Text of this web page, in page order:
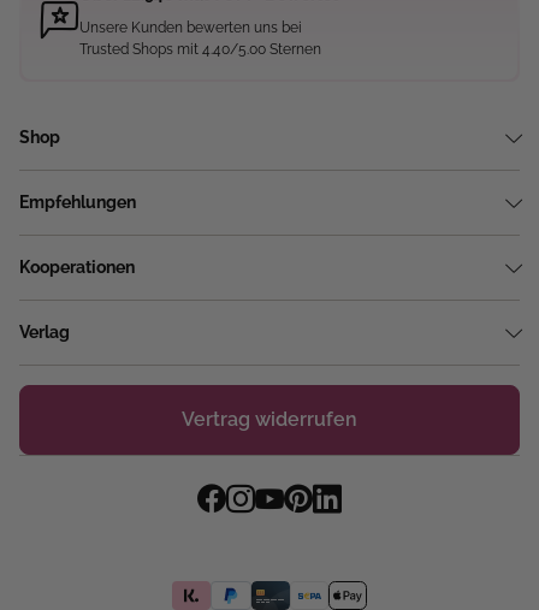
Unsere Kunden bewerten uns bei
Trusted Shops mit 4.40/5.00 Sternen
Shop
Empfehlungen
Kooperationen
Verlag
Vertrag widerrufen